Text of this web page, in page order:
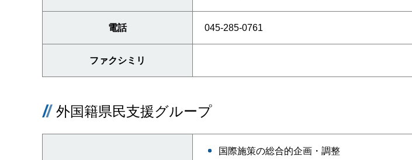
電話 045-285-0761
ファクシミリ
外国籍県民支援グループ
国際施策の総合的企画・調整